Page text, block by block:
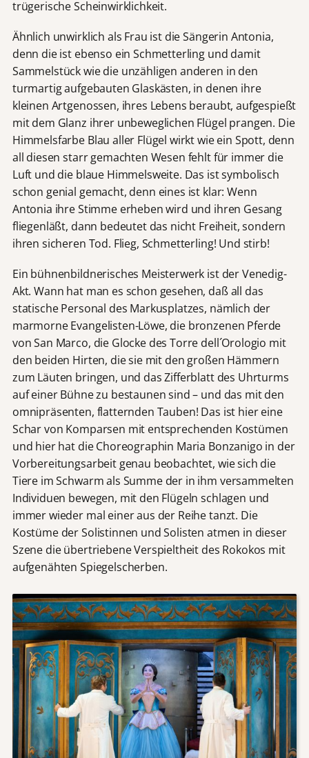
trügerische Scheinwirklichkeit.
Ähnlich unwirklich als Frau ist die Sängerin Antonia,
denn die ist ebenso ein Schmetterling und damit
Sammelstück wie die unzähligen anderen in den
turmartig aufgebauten Glaskästen, in denen ihre
kleinen Artgenossen, ihres Lebens beraubt, aufgespießt
mit dem Glanz ihrer unbeweglichen Flügel prangen. Die
Himmelsfarbe Blau aller Flügel wirkt wie ein Spott, denn
all diesen starr gemachten Wesen fehlt für immer die
Luft und die blaue Himmelsweite. Das ist symbolisch
schon genial gemacht, denn eines ist klar: Wenn
Antonia ihre Stimme erheben wird und ihren Gesang
fliegenläßt, dann bedeutet das nicht Freiheit, sondern
ihren sicheren Tod. Flieg, Schmetterling! Und stirb!
Ein bühnenbildnerisches Meisterwerk ist der Venedig-
Akt. Wann hat man es schon gesehen, daß all das
statische Personal des Markusplatzes, nämlich der
marmorne Evangelisten-Löwe, die bronzenen Pferde
von San Marco, die Glocke des Torre dell´Orologio mit
den beiden Hirten, die sie mit den großen Hämmern
zum Läuten bringen, und das Zifferblatt des Uhrturms
auf einer Bühne zu bestaunen sind – und das mit den
omnipräsenten, flatternden Tauben! Das ist hier eine
Schar von Komparsen mit entsprechenden Kostümen
und hier hat die Choreographin Maria Bonzanigo in der
Vorbereitungsarbeit genau beobachtet, wie sich die
Tiere im Schwarm als Summe der in ihm versammelten
Individuen bewegen, mit den Flügeln schlagen und
immer wieder mal einer aus der Reihe tanzt. Die
Kostüme der Solistinnen und Solisten atmen in dieser
Szene die übertriebene Verspieltheit des Rokokos mit
aufgenähten Spiegelscherben.